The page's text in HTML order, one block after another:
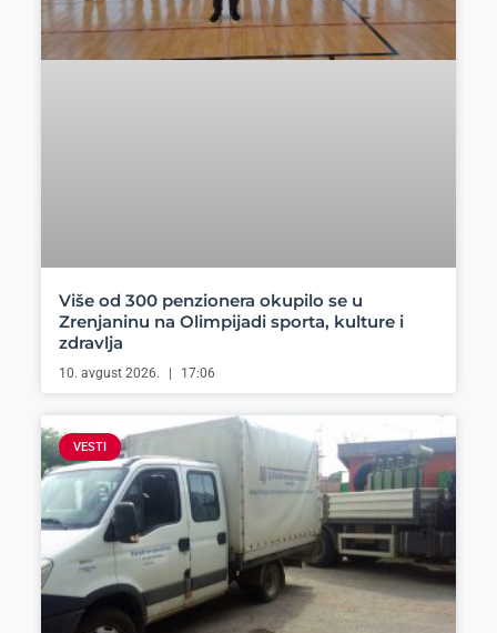
Više od 300 penzionera okupilo se u
Zrenjaninu na Olimpijadi sporta, kulture i
zdravlja
10. avgust 2026. 17:06
VESTI